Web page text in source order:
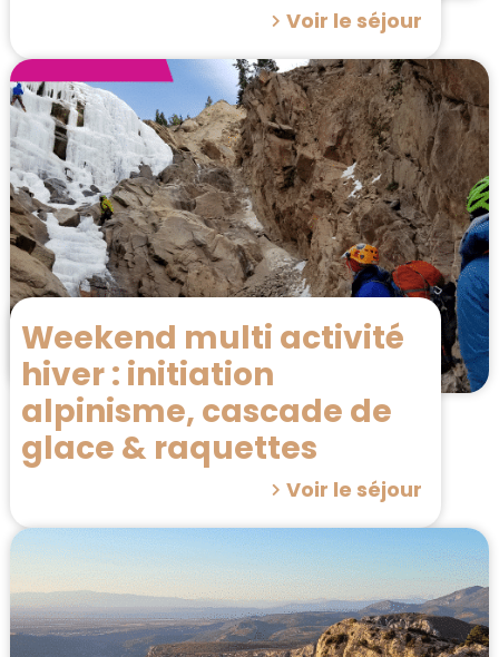
Voir le séjour
Weekend multi activité
hiver : initiation
alpinisme, cascade de
glace & raquettes
Voir le séjour